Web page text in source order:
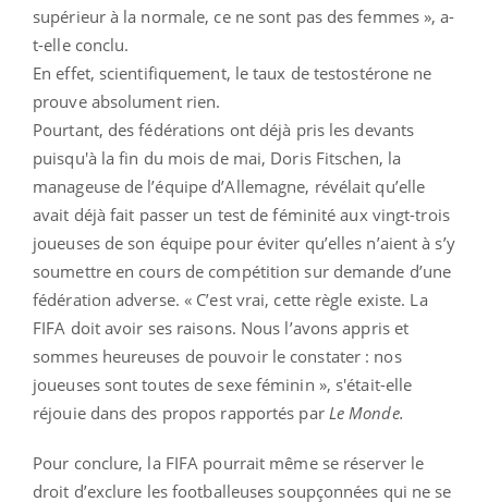
supérieur à la normale, ce ne sont pas des femmes », a-
t-elle conclu.
En effet, scientifiquement, le taux de testostérone ne
prouve absolument rien.
Pourtant, des fédérations ont déjà pris les devants
puisqu'à la fin du mois de mai, Doris Fitschen, la
manageuse de l’équipe d’Allemagne, révélait qu’elle
avait déjà fait passer un test de féminité aux vingt-trois
joueuses de son équipe pour éviter qu’elles n’aient à s’y
soumettre en cours de compétition sur demande d’une
fédération adverse. « C’est vrai, cette règle existe. La
FIFA doit avoir ses raisons. Nous l’avons appris et
sommes heureuses de pouvoir le constater : nos
joueuses sont toutes de sexe féminin », s'était-elle
réjouie dans des propos rapportés par Le Monde.
Pour conclure, la FIFA pourrait même se réserver le
droit d’exclure les footballeuses soupçonnées qui ne se